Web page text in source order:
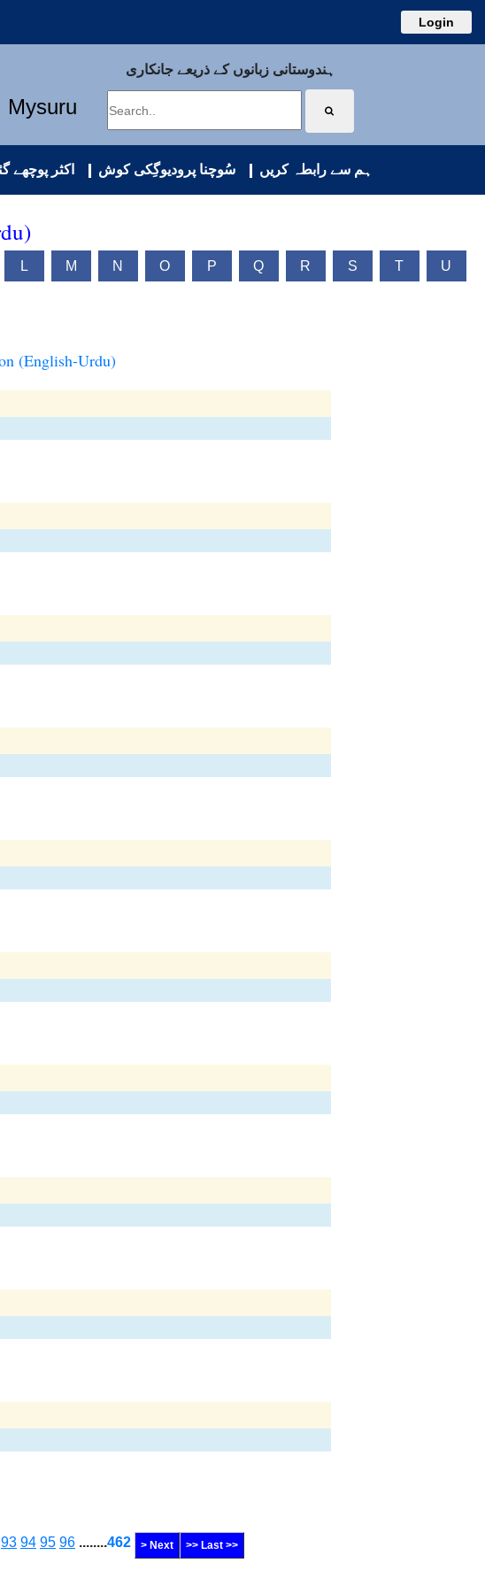
Login
Mysuru
ہندوستانی زبانوں کے ذریعے جانکاری
اکثر پوچھے سُوچنا پرودیوگِکی کوش ہم سے رابطہ کریں
L M N O P Q R S T U
(English-Urdu)
93 94 95 96 ........462 > Next >> Last >>